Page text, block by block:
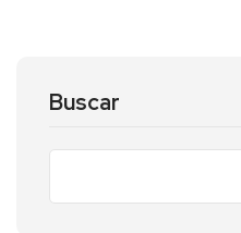
Buscar